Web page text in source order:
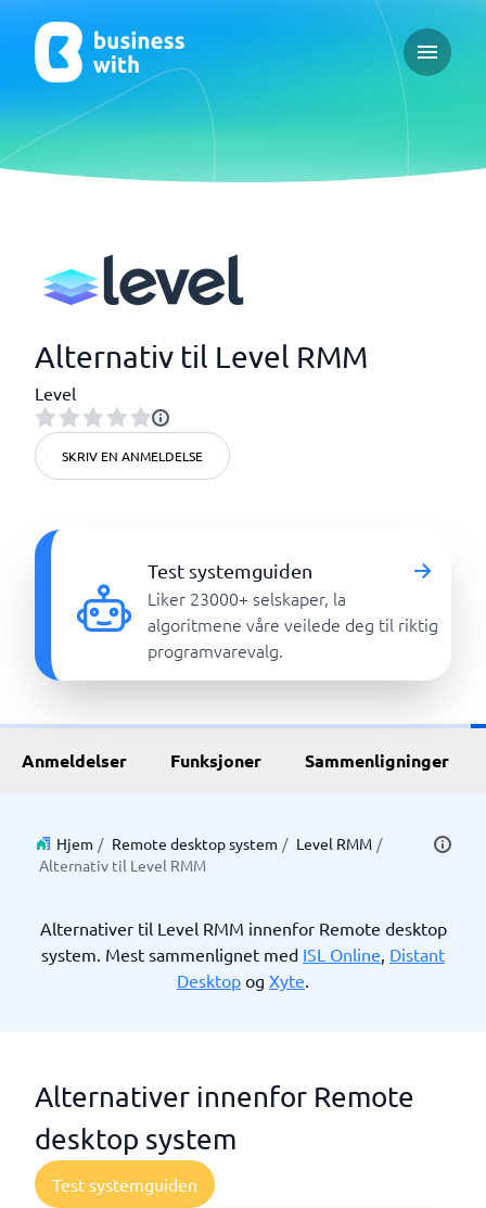
Open
Alternativ til Level RMM
Level
SKRIV EN ANMELDELSE
Test systemguiden
Liker 23000+ selskaper, la
algoritmene våre veilede deg til riktig
programvarevalg.
Anmeldelser Funksjoner Sammenligninger
Hjem / Remote desktop system / Level RMM /
Alternativ til Level RMM
Alternativer til Level RMM innenfor Remote desktop
system. Mest sammenlignet med ISL Online, Distant
Desktop og Xyte.
Alternativer innenfor Remote
desktop system
Test systemguiden